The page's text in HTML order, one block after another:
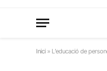
Inici » L’educació de